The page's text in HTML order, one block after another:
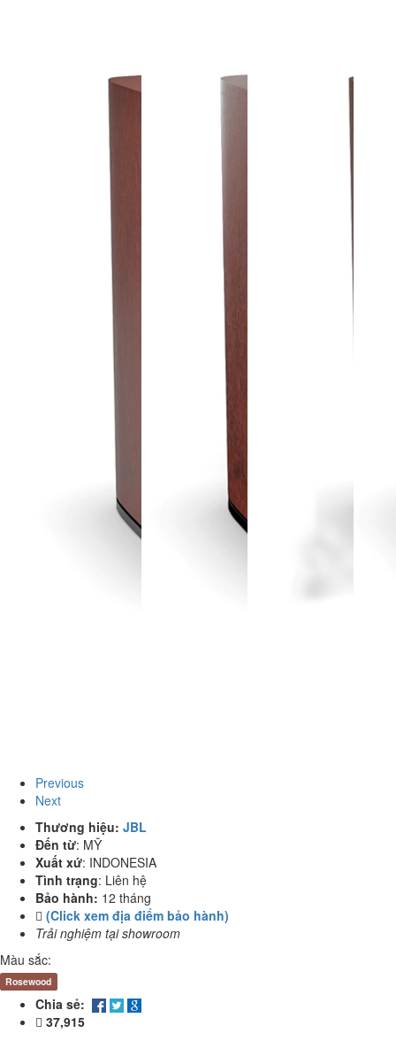
Previous
Next
Thương hiệu: JBL
Đến từ: MỸ
Xuất xứ: INDONESIA
Tình trạng: Liên hệ
Bảo hành: 12 tháng
(Click xem địa điểm bảo hành)
Trải nghiệm tại showroom
Màu sắc:
Rosewood
Chia sẻ:
37,915